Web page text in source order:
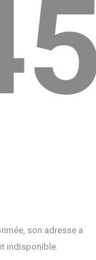
son adresse a
indisponible.